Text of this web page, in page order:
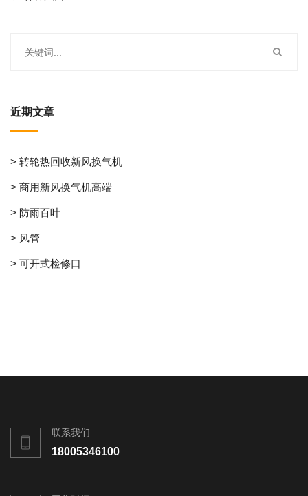
近期文章
> 转轮热回收新风换气机
> 商用新风换气机高端
> 防雨百叶
> 风管
> 可开式检修口
联系我们
18005346100